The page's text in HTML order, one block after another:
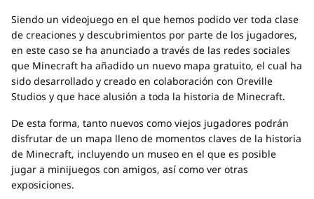
Siendo un videojuego en el que hemos podido ver toda clase
de creaciones y descubrimientos por parte de los jugadores,
en este caso se ha anunciado a través de las redes sociales
que Minecraft ha añadido un nuevo mapa gratuito, el cual ha
sido desarrollado y creado en colaboración con Oreville
Studios y que hace alusión a toda la historia de Minecraft.
De esta forma, tanto nuevos como viejos jugadores podrán
disfrutar de un mapa lleno de momentos claves de la historia
de Minecraft, incluyendo un museo en el que es posible
jugar a minijuegos con amigos, así como ver otras
exposiciones.